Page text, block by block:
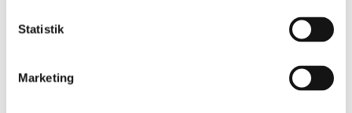
Statistik
Marketing
embo@techcollege.dk